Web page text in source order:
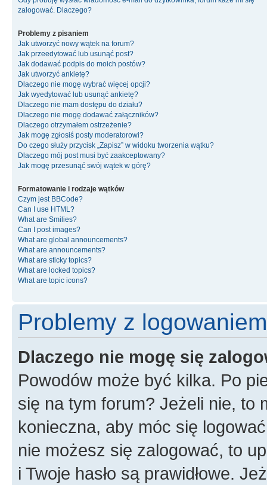
zalogować. Dlaczego?
Problemy z pisaniem
Jak utworzyć nowy wątek na forum?
Jak przeedytować lub usunąć post?
Jak dodawać podpis do moich postów?
Jak utworzyć ankietę?
Dlaczego nie mogę wybrać więcej opcji?
Jak wyedytować lub usunąć ankietę?
Dlaczego nie mam dostępu do działu?
Dlaczego nie mogę dodawać załączników?
Dlaczego otrzymałem ostrzeżenie?
Jak mogę zgłosiś posty moderatorowi?
Do czego służy przycisk „Zapisz” w widoku tworzenia wątku?
Dlaczego mój post musi być zaakceptowany?
Jak mogę przesunąć swój wątek w górę?
Formatowanie i rodzaje wątków
Czym jest BBCode?
Can I use HTML?
What are Smilies?
Can I post images?
What are global announcements?
What are announcements?
What are sticky topics?
What are locked topics?
What are topic icons?
Problemy z
Dlaczego nie mogę się
Powodów może być kilka. Po
się na tym forum? Jeżeli nie, to
konieczna, aby móc się
nie możesz się zalogować, to
i Twoje hasło są prawidłowe.